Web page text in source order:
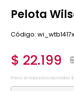
Pelota
:
$ 22.199
Precio sin impuestos nacionales: $